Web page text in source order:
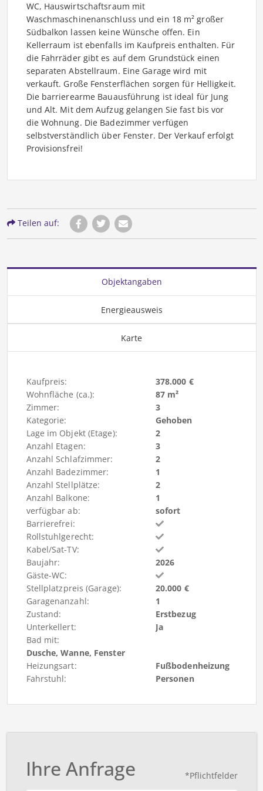
WC, Hauswirtschaftsraum mit
Waschmaschinenanschluss und ein 18 m² großer
Südbalkon lassen keine Wünsche offen. Ein
Kellerraum ist ebenfalls im Kaufpreis enthalten. Für
die Fahrräder gibt es auf dem Grundstück einen
separaten Abstellraum. Eine Garage wird mit
verkauft. Große Fensterflächen sorgen für Helligkeit.
Die barrierearme Bauausführung ist ideal für Jung
und Alt. Mit dem Aufzug gelangen Sie fast bis vor
die Wohnung. Die Badezimmer verfügen
selbstverständlich über Fenster. Der Verkauf erfolgt
Provisionsfrei!
Teilen auf:
Objektangaben
Energieausweis
Karte
Kaufpreis:
378.000 €
Wohnfläche (ca.):
87 m²
Zimmer:
3
Kategorie:
Gehoben
Lage im Objekt (Etage):
2
Anzahl Etagen:
3
Anzahl Schlafzimmer:
2
Anzahl Badezimmer:
1
Anzahl Stellplätze:
2
Anzahl Balkone:
1
verfügbar ab:
sofort
Barrierefrei:
Rollstuhlgerecht:
Kabel/Sat-TV:
Baujahr:
2026
Gäste-WC:
Stellplatzpreis (Garage):
20.000 €
Garagenanzahl:
1
Zustand:
Erstbezug
Unterkellert:
Ja
Bad mit:
Dusche, Wanne, Fenster
Heizungsart:
Fußbodenheizung
Fahrstuhl:
Personen
*Pflichtfelder
Ihre Anfrage